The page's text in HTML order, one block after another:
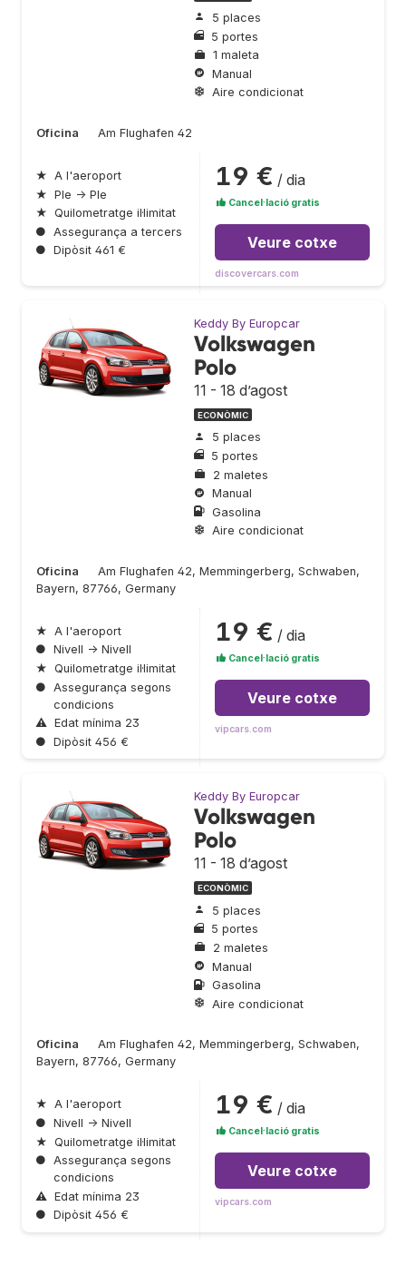
5 places
5 portes
1 maleta
Manual
Aire condicionat
Oficina Am Flughafen 42
★ A l'aeroport
★ Ple → Ple
★ Quilometratge il·limitat
● Assegurança a tercers
● Dipòsit 461 €
19 € / dia
Cancel·lació gratis
Veure cotxe
discovercars.com
Keddy By Europcar
Volkswagen
Polo
11 - 18 d’agost
ECONÒMIC
5 places
5 portes
2 maletes
Manual
Gasolina
Aire condicionat
Oficina
Am Flughafen 42, Memmingerberg, Schwaben,
Bayern, 87766, Germany
★ A l'aeroport
● Nivell → Nivell
★ Quilometratge il·limitat
● Assegurança segons
condicions
⚠ Edat mínima 23
● Dipòsit 456 €
19 € / dia
Cancel·lació gratis
Veure cotxe
vipcars.com
Keddy By Europcar
Volkswagen
Polo
11 - 18 d’agost
ECONÒMIC
5 places
5 portes
2 maletes
Manual
Gasolina
Aire condicionat
Oficina
Am Flughafen 42, Memmingerberg, Schwaben,
Bayern, 87766, Germany
★ A l'aeroport
● Nivell → Nivell
★ Quilometratge il·limitat
● Assegurança segons
condicions
⚠ Edat mínima 23
● Dipòsit 456 €
19 € / dia
Cancel·lació gratis
Veure cotxe
vipcars.com